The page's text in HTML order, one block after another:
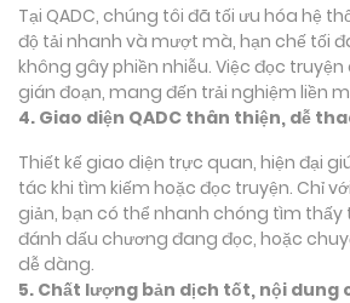
Tại QADC, chúng tôi đã tối ưu hóa hệ
độ tải nhanh và mượt mà, hạn chế tối
không gây phiền nhiễu. Việc đọc truyện
gián đoạn, mang đến trải nghiệm liền
4. Giao diện QADC thân thiện, dễ
Thiết kế giao diện trực quan, hiện đại
tác khi tìm kiếm hoặc đọc truyện. Chỉ
giản, bạn có thể nhanh chóng tìm thấy
đánh dấu chương đang đọc, hoặc
dễ dàng.
5. Chất lượng bản dịch tốt, nội dung